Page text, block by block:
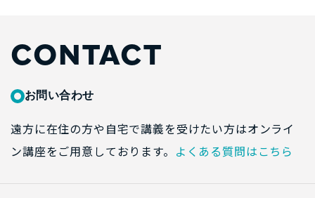
CONTACT
お問い合わせ
遠方に在住の方や自宅で講義を受けたい方はオンライ
ン講座をご用意しております。 よくある質問はこちら